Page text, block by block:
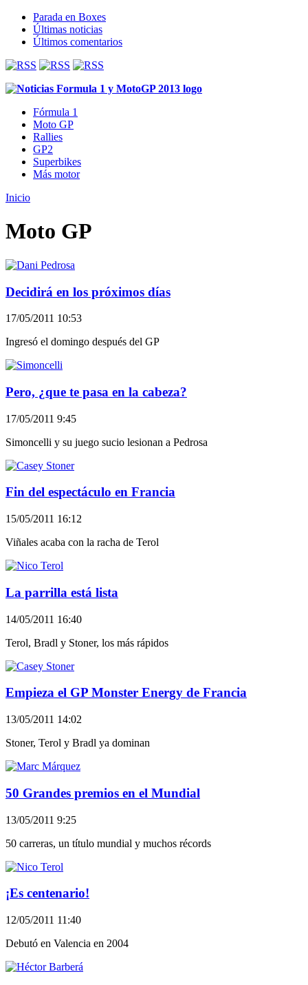
Parada en Boxes
Últimas noticias
Últimos comentarios
Fórmula 1
Moto GP
Rallies
GP2
Superbikes
Más motor
Inicio
Moto GP
Decidirá en los próximos días
17/05/2011 10:53
Ingresó el domingo después del GP
Pero, ¿que te pasa en la cabeza?
17/05/2011 9:45
Simoncelli y su juego sucio lesionan a Pedrosa
Fin del espectáculo en Francia
15/05/2011 16:12
Viñales acaba con la racha de Terol
La parrilla está lista
14/05/2011 16:40
Terol, Bradl y Stoner, los más rápidos
Empieza el GP Monster Energy de Francia
13/05/2011 14:02
Stoner, Terol y Bradl ya dominan
50 Grandes premios en el Mundial
13/05/2011 9:25
50 carreras, un título mundial y muchos récords
¡Es centenario!
12/05/2011 11:40
Debutó en Valencia en 2004